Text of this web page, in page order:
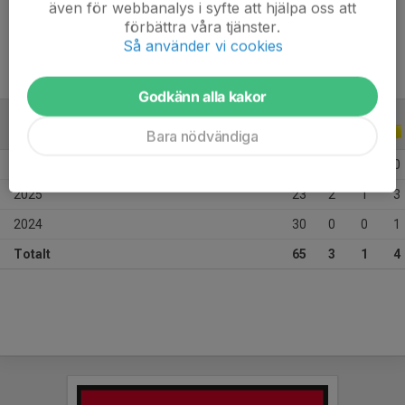
18 år
ALLA ÅR
0
2025 23 2 1 3
2024 30 0 0 1
Totalt 65 3 1 4
även för webbanalys i syfte att hjälpa oss att
förbättra våra tjänster.
Så använder vi cookies
Godkänn alla kakor
Bara nödvändiga